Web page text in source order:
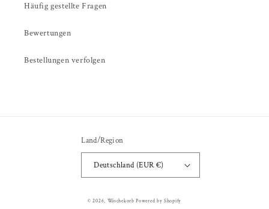
Häufig gestellte Fragen
Bewertungen
Bestellungen verfolgen
Land/Region
Deutschland (EUR €)
© 2026, Wäschekorb Powered by Shopify